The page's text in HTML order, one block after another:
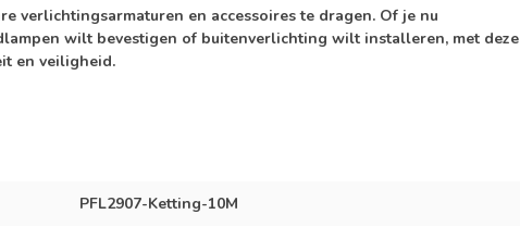
verlichtingsarmaturen en accessoires te dragen. Of je nu
wilt bevestigen of buitenverlichting wilt installeren, met deze
en veiligheid.
PFL2907-Ketting-10M